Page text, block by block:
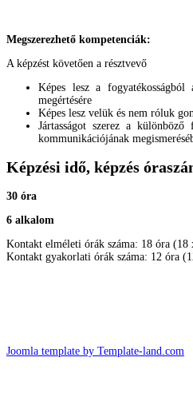
Megszerezhető kompetenciák:
A képzést követően a résztvevő
Képes lesz a fogyatékosságból
megértésére
Képes lesz velük és nem róluk
Jártasságot szerez a különböző
kommunikációjának
Képzési idő, képzés
30 óra
6 alkalom
Kontakt elméleti órák száma: 18 óra (18
Kontakt gyakorlati órák száma: 12 óra
Joomla template by Template-land.com